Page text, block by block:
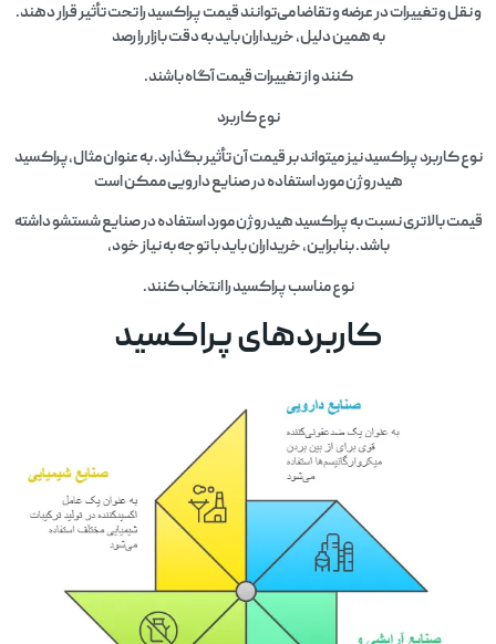
و نقل و تغییرات در عرضه و تقاضا می‌توانند قیمت پراکسید را تحت تأثیر قرار دهند.
به همین دلیل، خریداران باید به دقت بازار را رصد
کنند و از تغییرات قیمت آگاه باشند.
نوع کاربرد
نوع کاربرد پراکسید نیز میتواند بر قیمت آن تأثیر بگذارد. به عنوان مثال،پراکسید
هیدروژن مورد استفاده در صنایع دارویی ممکن است
قیمت بالاتری نسبت به پراکسید هیدروژن مورد استفاده در صنایع شستشو داشته
باشد. بنابراین، خریداران باید با توجه به نیاز خود،
نوع مناسب پراکسید را انتخاب کنند.
کاربردهای پراکسید